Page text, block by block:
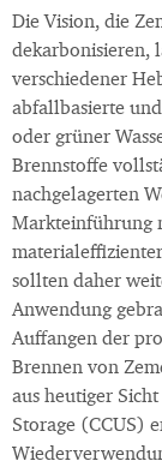
Die Vision, die
dekarbonisieren,
verschiedener
abfallbasierte
oder grüner
Brennstoffe
nachgelagerten
Markteinführung
sollten daher
Anwendung
Auffangen der
Brennen von
aus heutiger
Storage (CCUS)